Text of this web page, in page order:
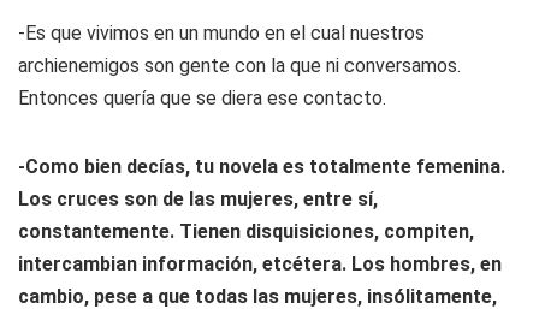
-Es que vivimos en un mundo en el cual nuestros
archienemigos son gente con la que ni conversamos.
Entonces quería que se diera ese contacto.
-Como bien decías, tu novela es totalmente femenina.
Los cruces son de las mujeres, entre sí,
constantemente. Tienen disquisiciones, compiten,
intercambian información, etcétera. Los hombres, en
cambio, pese a que todas las mujeres, insólitamente,